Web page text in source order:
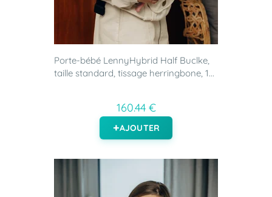
Porte-bébé LennyHybrid Half Buclke,
taille standard, tissage herringbone, 1...
160.44 €
AJOUTER